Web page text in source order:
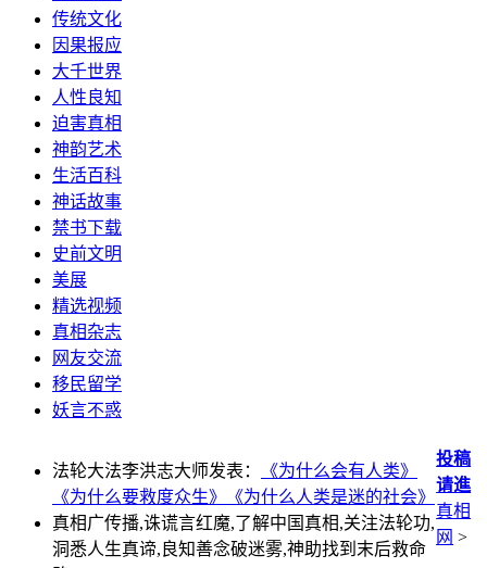
传统文化
因果报应
大千世界
人性良知
迫害真相
神韵艺术
生活百科
神话故事
禁书下载
史前文明
美展
精选视频
真相杂志
网友交流
移民留学
妖言不惑
法轮大法李洪志大师发表：
《为什么会有人类》
《为什么要救度众生》
《为什么人类是迷的社会》
真相广传播,诛谎言红魔,了解中国真相,关注法轮功,
洞悉人生真谛,良知善念破迷雾,神助找到末后救命
投稿
请進
真相
网 >